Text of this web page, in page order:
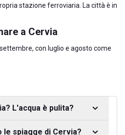
stazione ferroviaria. La città è in
a Cervia
con luglio e agosto come
L'acqua è pulita?
le spiagge di Cervia?